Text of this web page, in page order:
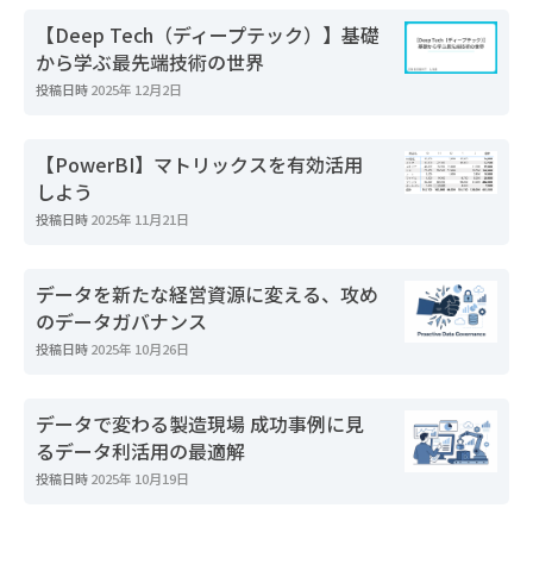
【Deep Tech（ディープテック）】基礎
から学ぶ最先端技術の世界
投稿日時2025年 12月2日
【PowerBI】マトリックスを有効活用
しよう
投稿日時2025年 11月21日
データを新たな経営資源に変える、攻め
のデータガバナンス
投稿日時2025年 10月26日
データで変わる製造現場 成功事例に見
るデータ利活用の最適解
投稿日時2025年 10月19日